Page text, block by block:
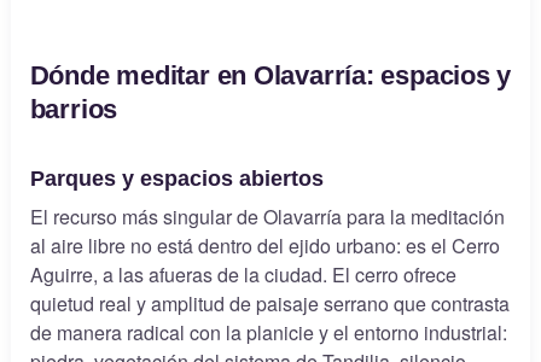
Dónde meditar en Olavarría: espacios y
barrios
Parques y espacios abiertos
El recurso más singular de Olavarría para la meditación
al aire libre no está dentro del ejido urbano: es el Cerro
Aguirre, a las afueras de la ciudad. El cerro ofrece
quietud real y amplitud de paisaje serrano que contrasta
de manera radical con la planicie y el entorno industrial: